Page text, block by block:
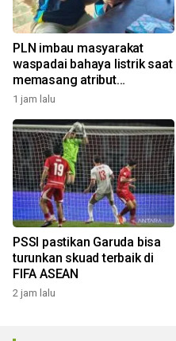
PLN imbau masyarakat
waspadai bahaya listrik saat
memasang atribut
kemerdekaan
1 jam lalu
PSSI pastikan Garuda bisa
turunkan skuad terbaik di
FIFA ASEAN
2 jam lalu